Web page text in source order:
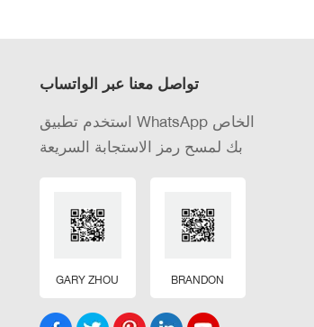
تواصل معنا عبر الواتساب
استخدم تطبيق WhatsApp الخاص
بك لمسح رمز الاستجابة السريعة
GARY ZHOU BRANDON